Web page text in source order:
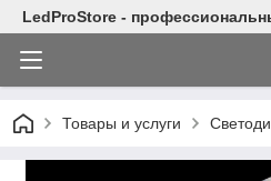
LedProStore -
Товары и услуги